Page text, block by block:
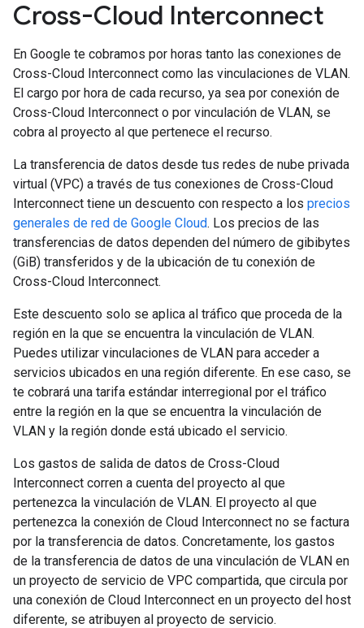
Cross-Cloud Interconnect
En Google te cobramos por horas tanto las conexiones de
Cross-Cloud Interconnect como las vinculaciones de VLAN.
El cargo por hora de cada recurso, ya sea por conexión de
Cross-Cloud Interconnect o por vinculación de VLAN, se
cobra al proyecto al que pertenece el recurso.
La transferencia de datos desde tus redes de nube privada
virtual (VPC) a través de tus conexiones de Cross-Cloud
Interconnect tiene un descuento con respecto a los precios
generales de red de Google Cloud. Los precios de las
transferencias de datos dependen del número de gibibytes
(GiB) transferidos y de la ubicación de tu conexión de
Cross-Cloud Interconnect.
Este descuento solo se aplica al tráfico que proceda de la
región en la que se encuentra la vinculación de VLAN.
Puedes utilizar vinculaciones de VLAN para acceder a
servicios ubicados en una región diferente. En ese caso, se
te cobrará una tarifa estándar interregional por el tráfico
entre la región en la que se encuentra la vinculación de
VLAN y la región donde está ubicado el servicio.
Los gastos de salida de datos de Cross-Cloud
Interconnect corren a cuenta del proyecto al que
pertenezca la vinculación de VLAN. El proyecto al que
pertenezca la conexión de Cloud Interconnect no se factura
por la transferencia de datos. Concretamente, los gastos
de la transferencia de datos de una vinculación de VLAN en
un proyecto de servicio de VPC compartida, que circula por
una conexión de Cloud Interconnect en un proyecto del host
diferente, se atribuyen al proyecto de servicio.